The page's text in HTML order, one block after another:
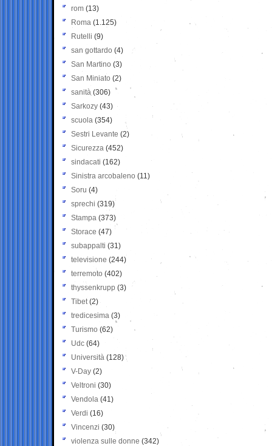
rom (13)
Roma (1.125)
Rutelli (9)
san gottardo (4)
San Martino (3)
San Miniato (2)
sanità (306)
Sarkozy (43)
scuola (354)
Sestri Levante (2)
Sicurezza (452)
sindacati (162)
Sinistra arcobaleno (11)
Soru (4)
sprechi (319)
Stampa (373)
Storace (47)
subappalti (31)
televisione(244)
terremoto (402)
thyssenkrupp (3)
Tibet(2)
tredicesima (3)
Turismo (62)
Udc (64)
Università (128)
V-Day (2)
Veltroni (30)
Vendola (41)
Verdi (16)
Vincenzi (30)
violenza sulle donne (342)